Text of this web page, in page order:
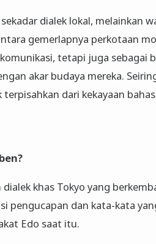
dialek lokal, melainkan
gemerlapnya perkotaan
tetapi juga sebagai
akar budaya mereka.
dari kekayaan
khas Tokyo yang
pengucapan dan kata-kata
Edo saat itu.